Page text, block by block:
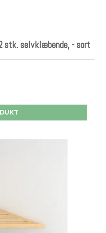
stk. selvklæbende, - sort